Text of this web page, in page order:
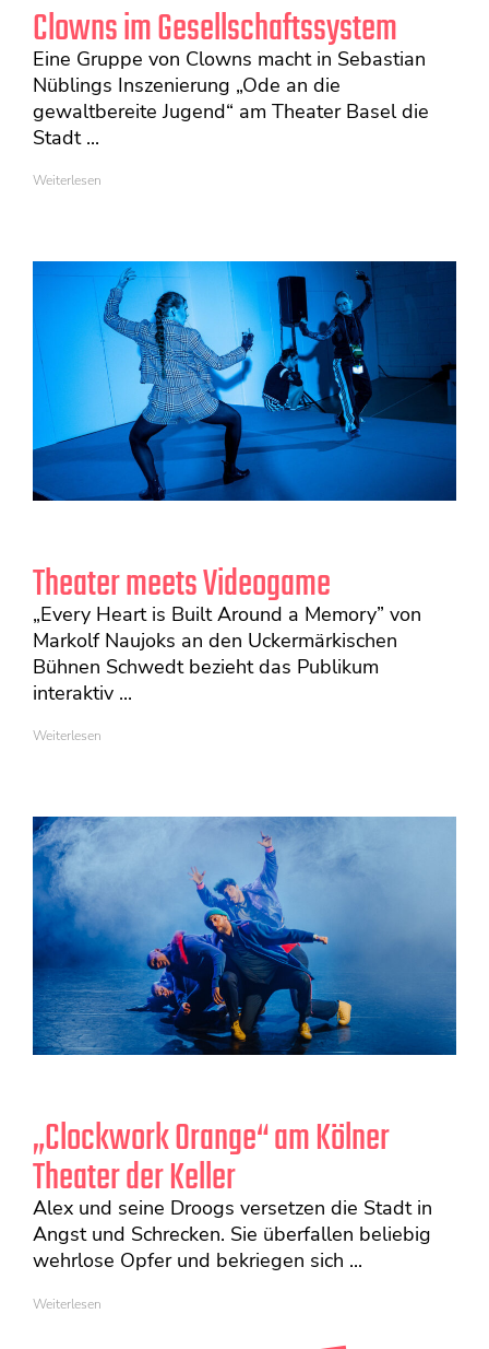
Clowns im Gesellschaftssystem
Eine Gruppe von Clowns macht in Sebastian
Nüblings Inszenierung „Ode an die
gewaltbereite Jugend“ am Theater Basel die
Stadt ...
Weiterlesen
Theater meets Videogame
„Every Heart is Built Around a Memory” von
Markolf Naujoks an den Uckermärkischen
Bühnen Schwedt bezieht das Publikum
interaktiv ...
Weiterlesen
„Clockwork Orange“ am Kölner
Theater der Keller
Alex und seine Droogs versetzen die Stadt in
Angst und Schrecken. Sie überfallen beliebig
wehrlose Opfer und bekriegen sich ...
Weiterlesen